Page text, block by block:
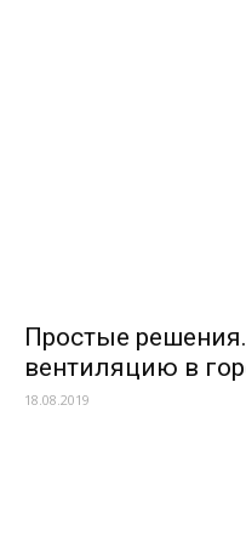
Простые
вентиляцию в
18.08.2019